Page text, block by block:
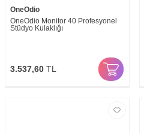
OneOdio
OneOdio Monitor 40 Profesyonel
Stüdyo Kulaklığı
3.537,60 TL